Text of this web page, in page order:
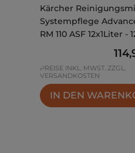
Kärcher
Systempflege
RM 110 ASF 12x1Liter -
PREISE INKL. MWST. ZZGL.
VERSANDKOSTEN
IN DEN